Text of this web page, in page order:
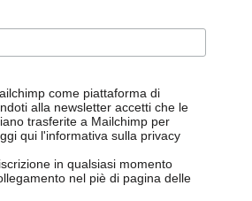
come piattaforma di
alla newsletter accetti che le
trasferite a Mailchimp per
qui l'informativa sulla privacy
in qualsiasi momento
nel piè di pagina delle